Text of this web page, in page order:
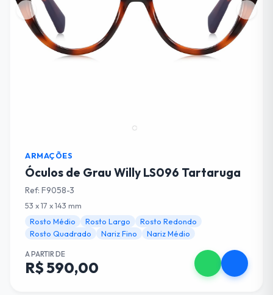
ARMAÇÕES
Óculos de Grau Willy LS096 Tartaruga
Ref: F9058-3
53 x 17 x 143 mm
Rosto Médio
Rosto Largo
Rosto Redondo
Rosto Quadrado
Nariz Fino Nariz Médio
A PARTIR DE
R$ 590,00